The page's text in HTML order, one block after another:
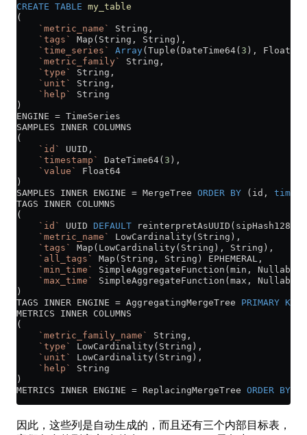
CREATE TABLE my_table
(
    `metric_name`
String,
    `tags`
Map(String, String),
    `time_series`
Array(Tuple(DateTime64( 3 ),
    `metric_family`
String,
    `type`
String,
    `unit`
String,
    `help`
String
)
ENGINE = TimeSeries
SAMPLES INNER COLUMNS
(
    `id`
UUID,
    `timestamp`
DateTime64( 3 ),
    `value`
Float64
)
SAMPLES INNER ENGINE = MergeTree ORDER BY (id,
TAGS INNER COLUMNS
(
    `id`
UUID DEFAULT
    `metric_name`
LowCardinality(String),
    `tags`
Map(LowCardinality(String), String),
    `all_tags`
Map(String, String) EPHEMERAL,
    `min_time`
SimpleAggregateFunction(min,
    `max_time`
SimpleAggregateFunction(max,
)
TAGS INNER ENGINE = AggregatingMergeTree PRIMARY KEY
METRICS INNER COLUMNS
(
    `metric_family_name`
String,
    `type`
LowCardinality(String),
    `unit`
LowCardinality(String),
    `help`
String
)
METRICS INNER ENGINE = ReplacingMergeTree ORDER BY
因此，这些列是自动生成的，而且还有三个内部目标表，